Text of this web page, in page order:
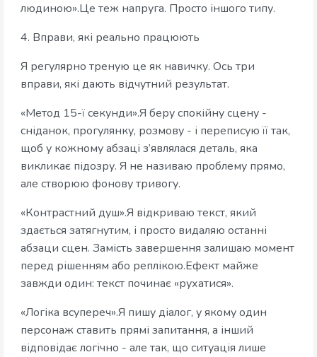
людиною».Це теж напруга. Просто іншого типу.
4. Вправи, які реально працюють
Я регулярно треную це як навичку. Ось три
вправи, які дають відчутний результат.
«Метод 15-ї секунди».Я беру спокійну сцену -
сніданок, прогулянку, розмову - і переписую її так,
щоб у кожному абзаці з’являлася деталь, яка
викликає підозру. Я не називаю проблему прямо,
але створюю фонову тривогу.
«Контрастний душ».Я відкриваю текст, який
здається затягнутим, і просто видаляю останні
абзаци сцен. Замість завершення залишаю момент
перед рішенням або реплікою.Ефект майже
завжди один: текст починає «рухатися».
«Логіка всупереч».Я пишу діалог, у якому один
персонаж ставить прямі запитання, а інший
відповідає логічно - але так, що ситуація лише